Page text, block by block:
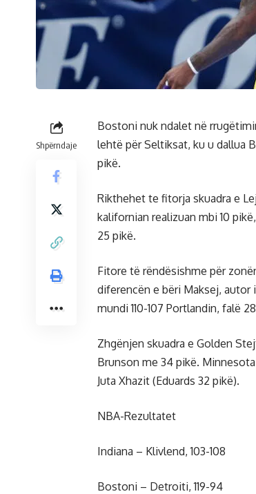
Shpërndaje
Bostoni nuk ndalet në
lehtë për Seltiksat, ku u dallua
pikë.
Rikthehet te fitorja skuadra e
kalifornian realizuan mbi 10
25 pikë.
Fitore të rëndësishme për
diferencën e bëri Maksej, autor
mundi 110-107 Portlandin, falë
Zhgënjen skuadra e Golden
Brunson me 34 pikë.
Juta Xhazit (Eduards 32 pikë).
NBA-Rezultatet
Indiana – Klivlend, 103-108
Bostoni – Detroiti, 119-94